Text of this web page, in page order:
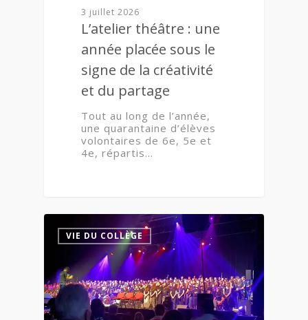
3 juillet 2026
L’atelier théâtre : une
année placée sous le
signe de la créativité
et du partage
Tout au long de l’année,
une quarantaine d’élèves
volontaires de 6e, 5e et
4e, répartis…
VIE DU COLLÈGE